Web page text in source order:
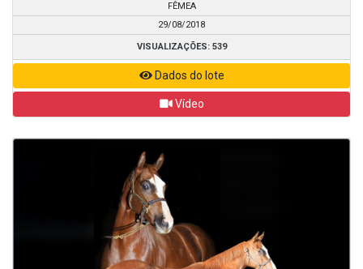
FÊMEA
29/08/2018
VISUALIZAÇÕES: 539
Dados do lote
Vídeo